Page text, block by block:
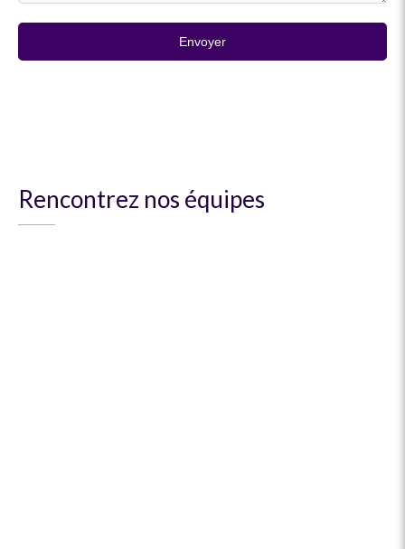
Envoyer
Rencontrez nos équipes